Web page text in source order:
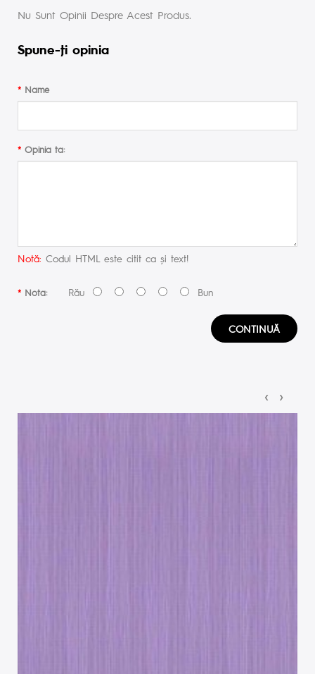
Nu Sunt Opinii Despre Acest Produs.
Spune-ţi opinia
Name
Opinia ta:
Notă: Codul HTML este citit ca şi text!
Nota:Rău Bun
CONTINUĂ
‹ ›